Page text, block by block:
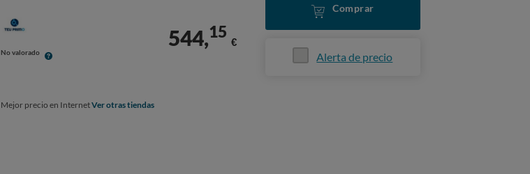
No valorado
544,15
€
Comprar
Alerta de precio
Mejor precio en InternetVer otras tiendas